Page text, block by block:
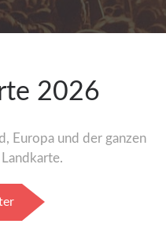
2026
Europa und der ganzen